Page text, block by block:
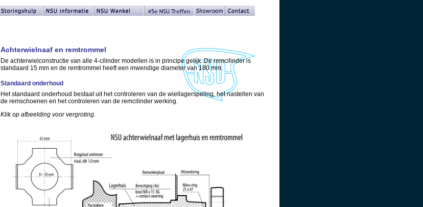
Achterwielnaaf en remtrommel
De achterwielconstructie van alle 4-cilinder modellen is in principe gelijk. De remcilinder is
standaard 15 mm en de remtrommel heeft een inwendige diameter van 180 mm.
Standaard onderhoud
Het standaard onderhoud bestaat uit het controleren van de wiellagerspeling, het nastellen van
de remschoenen en het controleren van de remcilinder werking.
Klik op afbeelding voor vergroting.